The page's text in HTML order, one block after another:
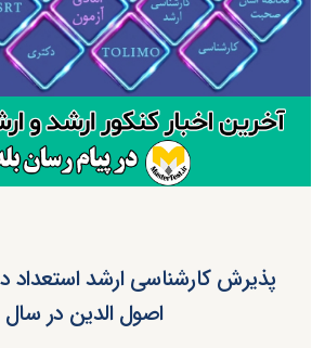
پذیرش کارشناسی ارشد استعداد
اصول الدین در سال ۹۵